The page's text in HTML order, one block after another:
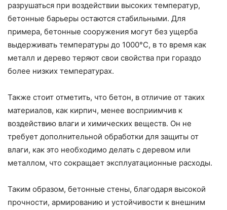
разрушаться при воздействии высоких температур,
бетонные барьеры остаются стабильными. Для
примера, бетонные сооружения могут без ущерба
выдерживать температуры до 1000°C, в то время как
металл и дерево теряют свои свойства при гораздо
более низких температурах.
Также стоит отметить, что бетон, в отличие от таких
материалов, как кирпич, менее восприимчив к
воздействию влаги и химических веществ. Он не
требует дополнительной обработки для защиты от
влаги, как это необходимо делать с деревом или
металлом, что сокращает эксплуатационные расходы.
Таким образом, бетонные стены, благодаря высокой
прочности, армированию и устойчивости к внешним